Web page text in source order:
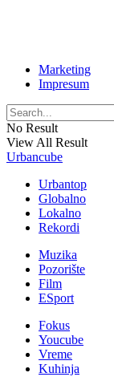
Marketing
Impresum
No Result
View All Result
Urbancube
Urbantop
Globalno
Lokalno
Rekordi
Muzika
Pozorište
Film
ESport
Fokus
Youcube
Vreme
Kuhinja